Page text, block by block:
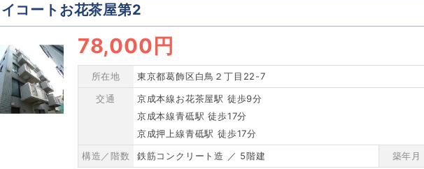
コートお花茶屋第2
78,000円
所在地
東京都葛飾区白鳥２丁目22-7
交通
京成本線お花茶屋駅 徒歩9分
京成本線青砥駅 徒歩17分
京成押上線青砥駅 徒歩17分
構造／階数
鉄筋コンクリート造 ／ 5階建 築年月